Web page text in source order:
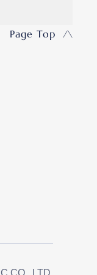
Page Top
CO., LTD.